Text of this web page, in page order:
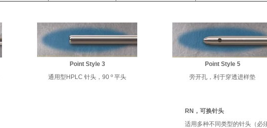
Point Style 3
通用型HPLC 针头，90 º 平头
Point Style 5
旁开孔，利于穿透进样垫
RN，可换针头
适用多种不同类型的针头（必